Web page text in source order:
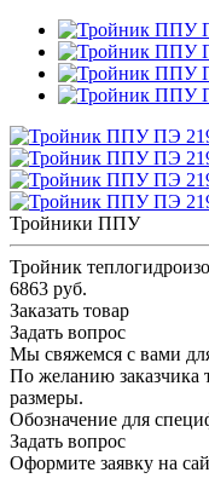
Тройники ППУ
Тройник
6863 руб.
Заказать товар
Задать вопрос
Мы свяжемся с вами
По желанию заказчика
размеры.
Обозначение для
Задать вопрос
Оформите заявку на